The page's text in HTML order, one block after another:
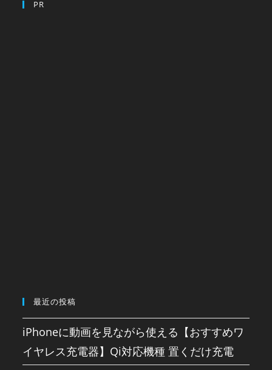
PR
最近の投稿
iPhoneに動画を見ながら使える【おすすめワ
イヤレス充電器】Qi対応機種 置くだけ充電